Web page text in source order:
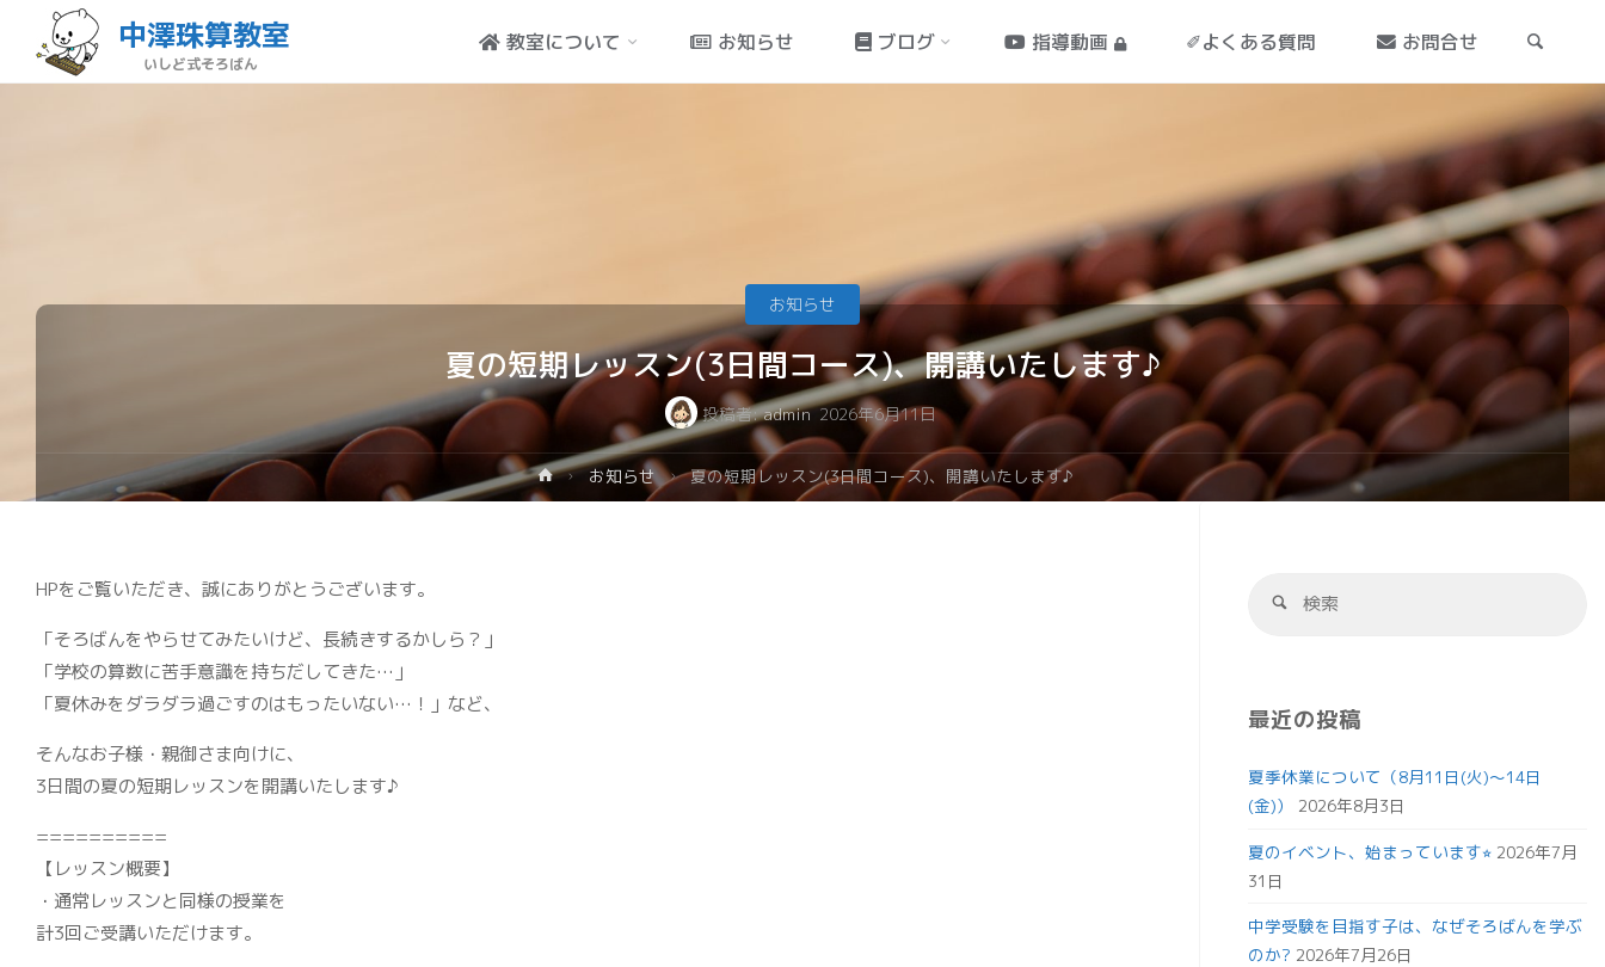
中澤珠算教室
いしど式そろばん
教室について お知らせ ブログ 指導動画 ✐よくある質問 お問合せ
夏の短期レッスン(3日間コース)、開講いたします♪
投稿者: admin 2026年6月11日
お知らせ
お知らせ 夏の短期レッスン(3日間コース)、開講いたします♪
HPをご覧いただき、誠にありがとうございます。
「そろばんをやらせてみたいけど、長続きするかしら？」
「学校の算数に苦手意識を持ちだしてきた…」
「夏休みをダラダラ過ごすのはもったいない…！」など、
そんなお子様・親御さま向けに、
3日間の夏の短期レッスンを開講いたします♪
==========
【レッスン概要】
・通常レッスンと同様の授業を
計3回ご受講いただけます。
最近の投稿
夏季休業について（8月11日(火)～14日
(金)）
2026年8月3日
夏のイベント、始まっています⭐︎ 2026年7月
31日
中学受験を目指す子は、なぜそろばんを学ぶ
のか? 2026年7月26日